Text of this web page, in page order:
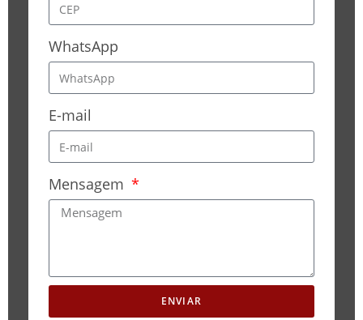
WhatsApp
E-mail
Mensagem
ENVIAR